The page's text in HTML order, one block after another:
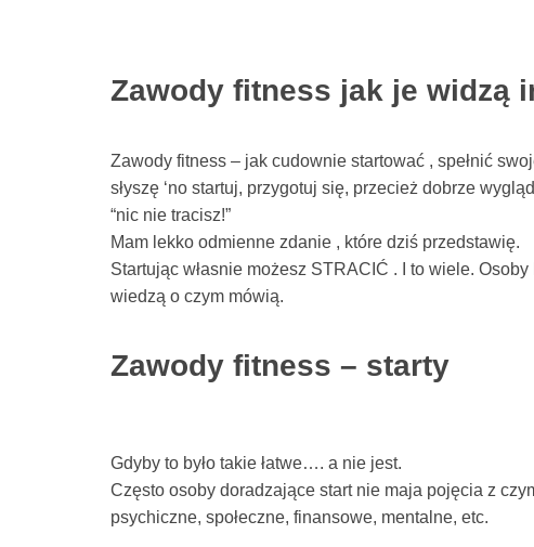
Zawody fitness jak je widzą
Zawody fitness – jak cudownie startować , spełnić
słyszę ‘no startuj, przygotuj się, przecież dobrze
“nic nie tracisz!”
Mam lekko odmienne zdanie , które dziś przedstawię.
Startując własnie możesz STRACIĆ . I to wiele.
wiedzą o czym mówią.
Zawody fitness – starty
Gdyby to było takie łatwe…. a nie jest.
Często osoby doradzające start nie maja pojęcia z
psychiczne, społeczne, finansowe, mentalne, etc.